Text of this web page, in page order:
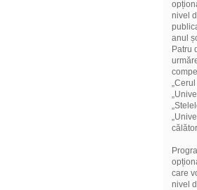
nivel
anul
Patru
care
nivel